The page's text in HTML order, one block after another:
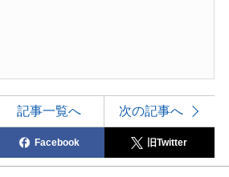
記事一覧へ 次の記事へ
Facebook 旧Twitter